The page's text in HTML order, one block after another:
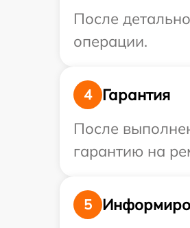
После
операции.
4
Гарантия
После
гарантию на
5